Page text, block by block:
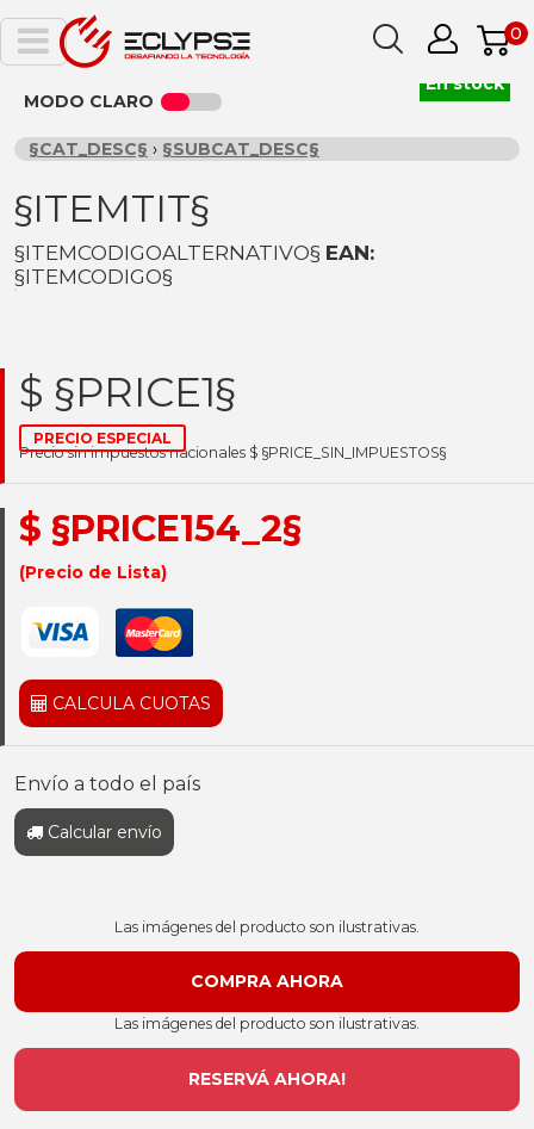
0
MODO CLARO
§CAT_DESC§ › §SUBCAT_DESC§
§ITEMTIT§
§ITEMCODIGOALTERNATIVO§ EAN:
§ITEMCODIGO§
$ §PRICE1§
PRECIO ESPECIAL
Precio sin impuestos nacionales $ §PRICE_SIN_IMPUESTOS§
$ §PRICE154_2§
(Precio de Lista)
CALCULA CUOTAS
Envío a todo el país
Calcular envío
En stock
Las imágenes del producto son ilustrativas.
Las imágenes del producto son ilustrativas.
RESERVÁ AHORA!